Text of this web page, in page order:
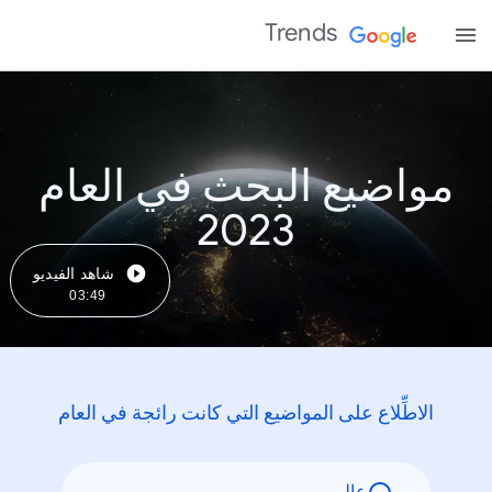
Trends
مواضيع البحث في العام
2023
شاهد الفيديو
03:49
الاطِّلاع على المواضيع التي كانت رائجة في العام